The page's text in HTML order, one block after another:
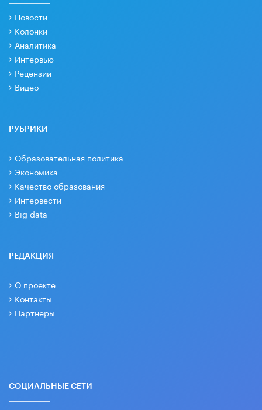
Новости
Колонки
Аналитика
Интервью
Рецензии
Видео
РУБРИКИ
Образовательная политика
Экономика
Качество образования
Интервести
Big data
РЕДАКЦИЯ
О проекте
Контакты
Партнеры
СОЦИАЛЬНЫЕ СЕТИ